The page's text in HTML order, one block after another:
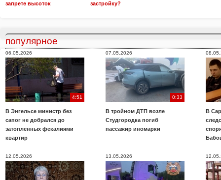
запрете высоток
застройку?
популярное
06.05.2026
4:51
В Энгельсе министр без
сапог не добрался до
затопленных фекалиями
квартир
07.05.2026
0:33
В тройном ДТП возле
Студгородка погиб
пассажир иномарки
В
12.05.2026 13.05.2026